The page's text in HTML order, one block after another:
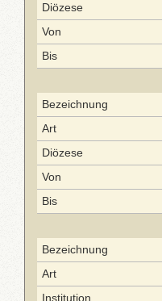
Diözese
Von
Bis
Bezeichnung
Art
Diözese
Von
Bis
Bezeichnung
Art
Institution